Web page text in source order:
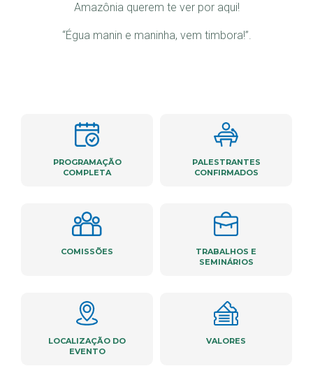
Amazônia querem te ver por aqui!
“Égua manin e maninha, vem timbora!”.
PROGRAMAÇÃO
COMPLETA
PALESTRANTES
CONFIRMADOS
COMISSÕES
TRABALHOS E
SEMINÁRIOS
LOCALIZAÇÃO DO
EVENTO
VALORES